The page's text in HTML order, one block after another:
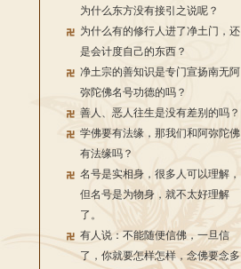
为什么东方没有接引之说呢？
为什么有的修行人进了净土门，还
是会计度自己的东西？
净土宗的善知识是专门宣扬南无阿
弥陀佛名号功德的吗？
善人、恶人往生是没有差别的吗？
学佛要有法缘，那我们和阿弥陀佛
有法缘吗？
名号是实相身，很多人可以理解，
但名号是为物身，就不太好理解
了。
有人说：不能随便信佛，一旦信
了，你就要怎样怎样，念佛要念多